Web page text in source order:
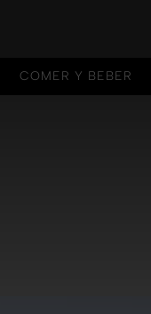
COMER Y BEBER
COMER Y BEBER